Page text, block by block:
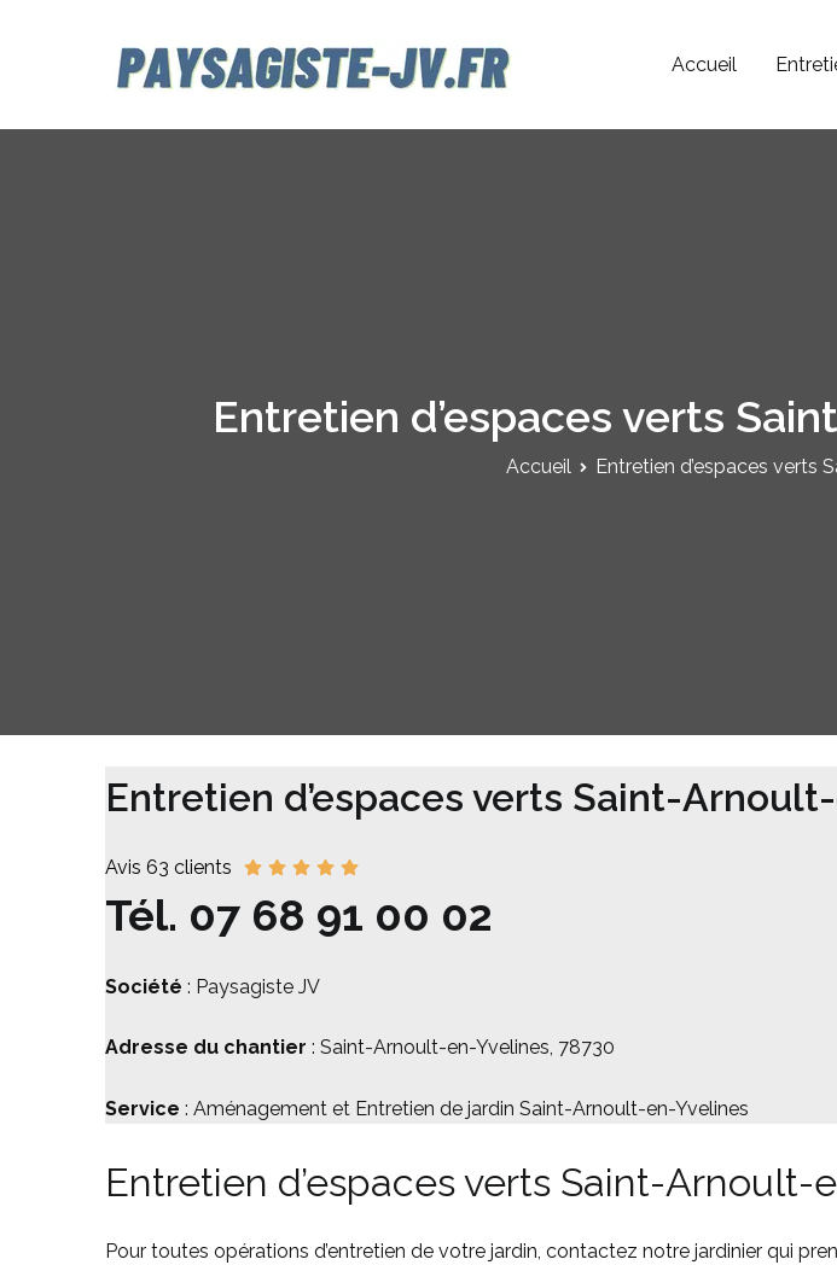
Accueil
Entretien d’espaces verts
Accueil Entretien d’espaces verts
Entretien d’espaces verts Saint-
Avis 63 clients
Tél. 07 68 91 00 02
Société : Paysagiste JV
Adresse du chantier : Saint-Arnoult-en-Yvelines, 78730
Service : Aménagement et Entretien de jardin Saint-Arnoult-en-Yvelines
Entretien d’espaces verts Saint-
Pour toutes opérations d’entretien de votre jardin, contactez notre jardinier qui